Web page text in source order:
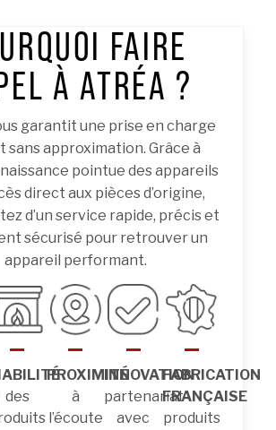
FAIRE
À ATRÉA ?
garantit une prise en charge
sans approximation. Grâce à
pointue des appareils
direct aux pièces d’origine,
d’un service rapide, précis et
sécurisé pour retrouver un
appareil performant.
des
PROXIMITÉ
à
l’écoute
INNOVATION
partenariat
avec
FABRICATION
FRANÇAISE
produits